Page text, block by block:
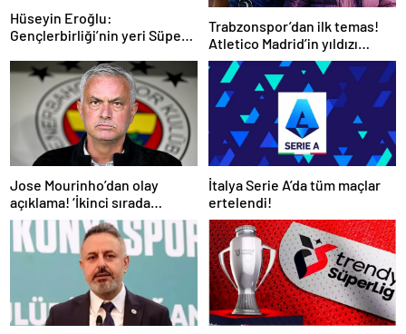
Hüseyin Eroğlu:
Gençlerbirliği’nin yeri Süper
Trabzonspor’dan ilk temas!
Atletico Madrid’in yıldızı
gündemde
Jose Mourinho’dan olay
açıklama! ‘İkinci sırada
bitireceğiz’
İtalya Serie A’da tüm maçlar
ertelendi!